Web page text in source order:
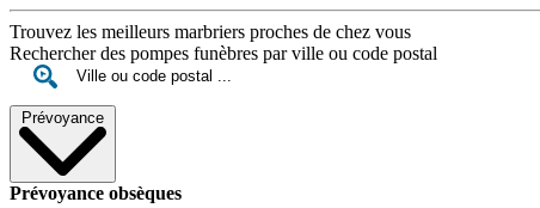
Trouvez les meilleurs marbriers proches de chez vous
Rechercher des pompes funèbres par ville ou code postal
Prévoyance
Prévoyance obsèques